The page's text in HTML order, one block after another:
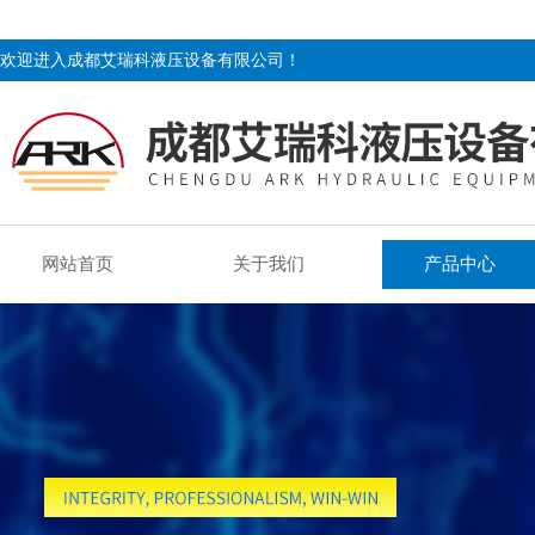
欢迎进入成都艾瑞科液压设备有限公司！
网站首页 关于我们 产品中心